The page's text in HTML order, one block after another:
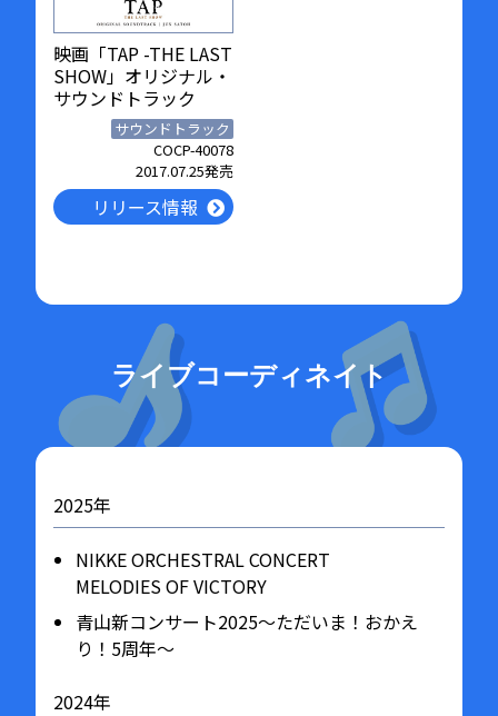
映画「TAP -THE LAST
SHOW」オリジナル・
サウンドトラック
サウンドトラック
COCP-40078
2017.07.25発売
リリース情報
ライブコーディネイト
2025年
NIKKE ORCHESTRAL CONCERT
MELODIES OF VICTORY
青山新コンサート2025～ただいま！おかえ
り！5周年～
2024年